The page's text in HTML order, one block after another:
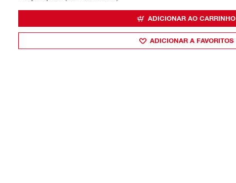
ADICIONAR AO CARRINHO
ADICIONAR A FAVORITOS